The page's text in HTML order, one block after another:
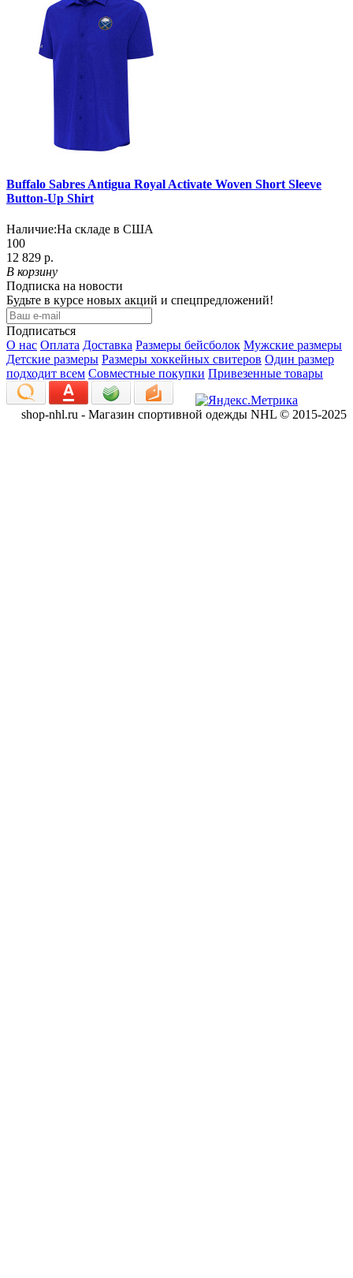
Buffalo Sabres Antigua Royal Activate Woven Short Sleeve
Button-Up Shirt
Наличие:На складе в США
100
12 829 р.
В корзину
Подписка на новости
Будьте в курсе новых акций и спецпредложений!
Подписаться
О нас Оплата Доставка Размеры бейсболок Мужские размеры
Детские размеры Размеры хоккейных свитеров Один размер
подходит всем Совместные покупки Привезенные товары
shop-nhl.ru - Магазин спортивной одежды NHL © 2015-2025